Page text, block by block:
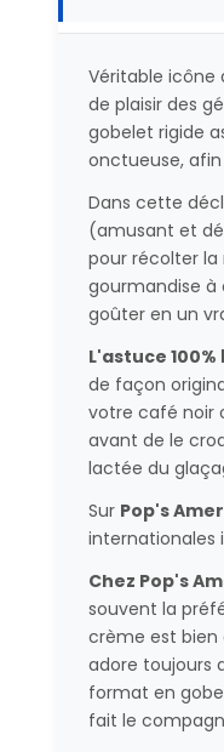
Véritable icône
de plaisir des
gobelet rigide
onctueuse,
Dans cette
(amusant et
pour récolter la
gourmandise à
goûter en un
L'astuce
de façon
votre café noir
avant de le
lactée du
Sur Pop's
internationales
Chez Pop's
souvent la
crème est bien
adore toujours
format en
fait le